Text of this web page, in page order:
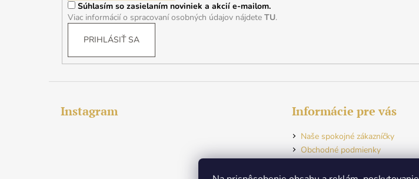
Súhlasím so zasielaním noviniek a akcií e-mailom.
Viac informácií o spracovaní osobných údajov nájdete TU.
PRIHLÁSIŤ SA
Instagram Informácie pre vás
Naše spokojné zákazníčky
Obchodné podmienky
Odstúpenie od zmluvy